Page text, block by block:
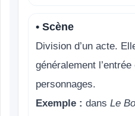
• Scène
Division d’un acte.
généralement
personnages.
Exemple : dans Le